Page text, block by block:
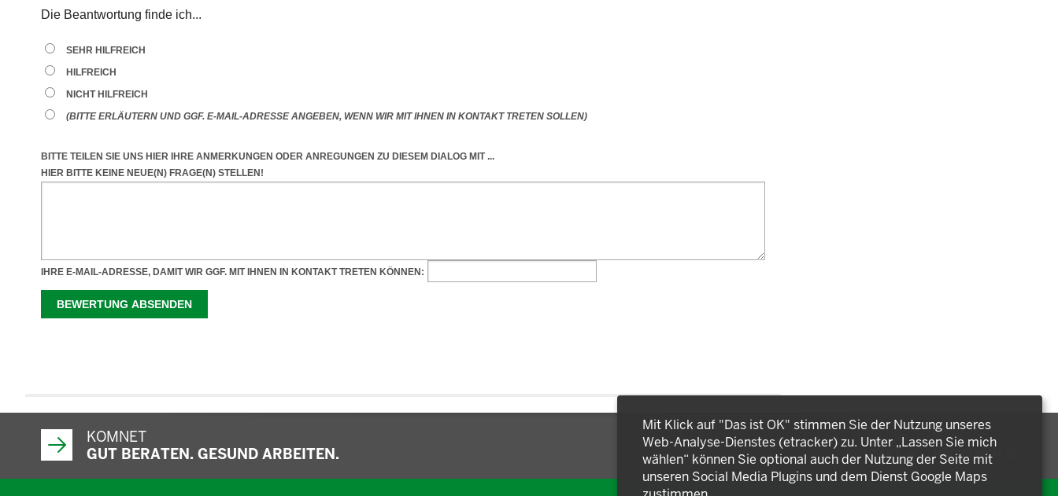
KOMNET
GUT BERATEN. GESUND ARBEITEN.
KONTAKT NACH OBEN
Mit Klick auf "Das ist OK" stimmen Sie der Nutzung unseres
Web-Analyse-Dienstes (etracker) zu. Unter „Lassen Sie mich
wählen“ können Sie optional auch der Nutzung der Seite mit
unseren Social Media Plugins und dem Dienst Google Maps